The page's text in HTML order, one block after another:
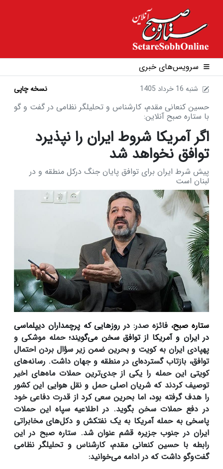
سرویس‌های خبری
1405 شنبه 16 خرداد نسخه چاپی
حسین کنعانی مقدم، کارشناس و تحلیلگر نظامی در گفت و گو
با ستاره صبح آنلاین:
اگر آمریکا شروط ایران را نپذیرد
توافق نخواهد شد
پیش شرط ایران برای توافق پایان جنگ درکل منطقه و در
لبنان است
ستاره صبح، فائزه صدر: در روزهایی که پرچمداران دیپلماسی
در ایران و آمریکا از توافق سخن می‌گویند؛حمله موشکی و
پهپادی ایران به کویت و بحرین ضمن زیر سؤال بردن احتمال
توافق، بازتاب‌ گسترده‌ای در منطقه و جهان داشت. رسانه‌های
کویتی این حمله را یکی از جدی‌ترین حملات ماه‌های اخیر
توصیف کردند که شریان اصلی حمل ‌و نقل هوایی این کشور
را هدف گرفته بود، اما بحرین سعی کرد از قدرت دفاعی خود
در دفع حملات سخن بگوید. در اطلاعیه سپاه این حملات
پاسخی به حمله آمریکا به یک نفتکش و دکل‌های مخابراتی
ایران در جنوب جزیره قشم عنوان شد. ستاره صبح در این
رابطه با حسین کنعانی مقدم، کارشناس و تحلیلگر نظامی
گفت‌وگو داشت که در ادامه می‌خوانید: